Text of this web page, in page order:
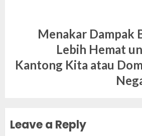
post:
Menakar Dampak
Lebih Hemat
Kantong Kita atau
Leave a Reply